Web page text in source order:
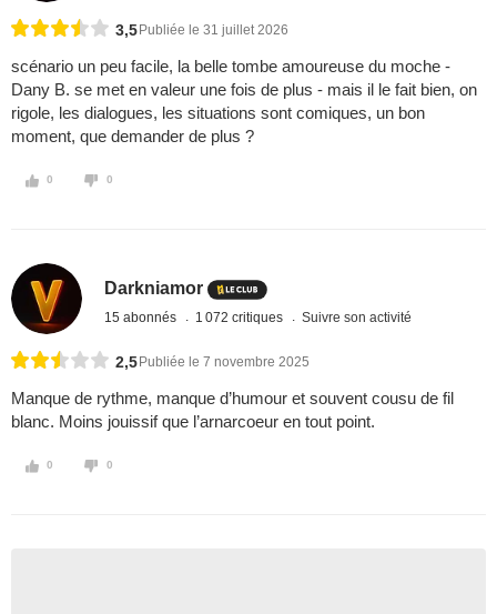
3,5 Publiée le 31 juillet 2026
scénario un peu facile, la belle tombe amoureuse du moche -
Dany B. se met en valeur une fois de plus - mais il le fait bien, on
rigole, les dialogues, les situations sont comiques, un bon
moment, que demander de plus ?
0 0
Darkniamor
15 abonnés 1 072 critiques Suivre son activité
2,5 Publiée le 7 novembre 2025
Manque de rythme, manque d’humour et souvent cousu de fil
blanc. Moins jouissif que l’arnarcoeur en tout point.
0 0